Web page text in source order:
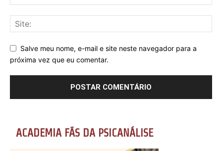
Salve meu nome, e-mail e site neste navegador para a
próxima vez que eu comentar.
ACADEMIA FÃS DA PSICANÁLISE